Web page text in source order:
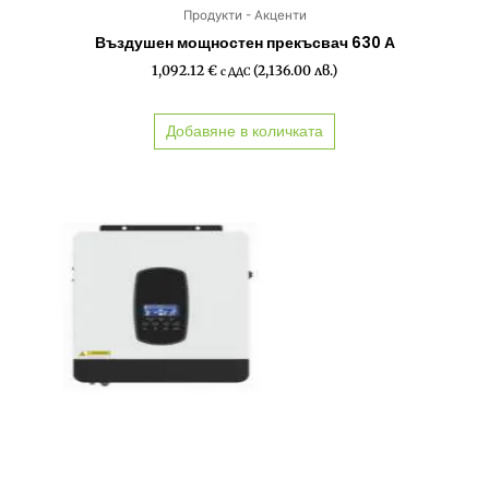
Продукти - Акценти
Въздушен мощностен прекъсвач 630 А
1,092.12 € с ДДС (2,136.00 лв.)
Добавяне в количката